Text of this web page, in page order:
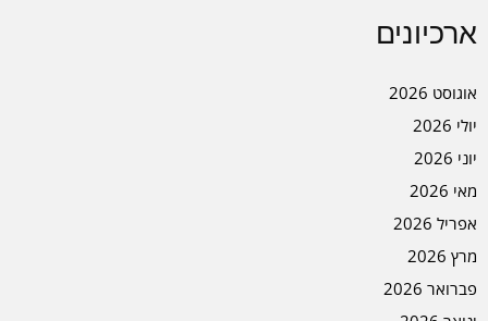
ארכיונים
אוגוסט 2026
יולי 2026
יוני 2026
מאי 2026
אפריל 2026
מרץ 2026
פברואר 2026